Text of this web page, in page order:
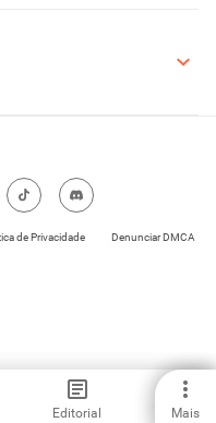
Editorial Mais
de Privacidade Denunciar DMCA